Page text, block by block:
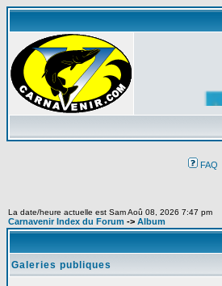
FAQ
La date/heure actuelle est Sam Aoû 08, 2026 7:47 pm
Carnavenir Index du Forum -> Album
Galeries publiques